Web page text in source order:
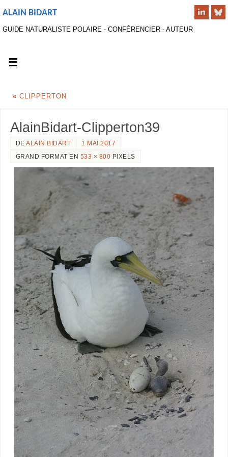
ALAIN BIDART
GUIDE NATURALISTE POLAIRE - CONFÉRENCIER - AUTEUR
« CLIPPERTON
AlainBidart-Clipperton39
DEALAIN BIDART
1 MAI 2017
GRAND FORMAT EN 533 × 800 PIXELS